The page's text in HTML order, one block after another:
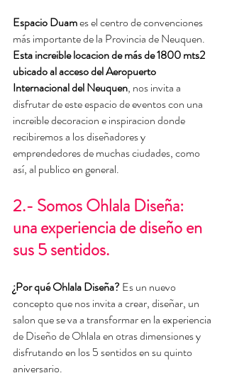
Espacio Duam es el centro de convenciones
más importante de la Provincia de Neuquen.
Esta increible locacion de más de 1800 mts2
ubicado al acceso del Aeropuerto
Internacional del Neuquen, nos invita a
disfrutar de este espacio de eventos con una
increible decoracion e inspiracion donde
recibiremos a los diseñadores y
emprendedores de muchas ciudades, como
así, al publico en general.
2.- Somos Ohlala Diseña:
una experiencia de diseño en
sus 5 sentidos.
¿Por qué Ohlala Diseña? Es un nuevo
concepto que nos invita a crear, diseñar, un
salon que se va a transformar en la experiencia
de Diseño de Ohlala en otras dimensiones y
disfrutando en los 5 sentidos en su quinto
aniversario.